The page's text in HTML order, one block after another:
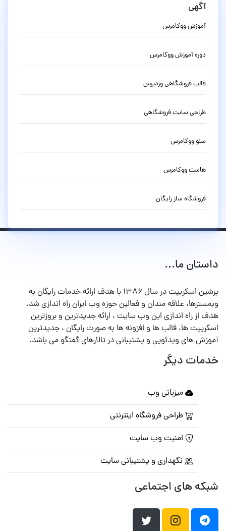
آگهی
آموزش ووکامرس
دوره آموزش ووکامرس
قالب فروشگاهی وردپرس
طراحی سایت فروشگاهی
سئو ووکامرس
هاست ووکامرس
فروشگاه ساز رایگان
داستان ما...
پرشین اسکریپت در سال ۱۳۸۶ با هدف ارائه خدمات رایگان به
وبمسترها، علاقه مندان و فعالین حوزه وب ایران راه اندازی شد.
هدف از راه اندازی این وب سایت ، ارائه جدیدترین و بروزترین
اسکریپت ها، قالب ها و افزونه ها به صورت رایگان ، جدیدترین
آموزش های ویدئویی و پشتیبانی در تالارهای گفتگو می باشد.
خدمات دیگر
میزبانی وب
طراحی فروشگاه اینترنتی
امنیت وب سایت
نگهداری و پشتیبانی سایت
شبکه های اجتماعی